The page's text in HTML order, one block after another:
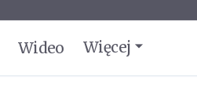
Wideo Więcej